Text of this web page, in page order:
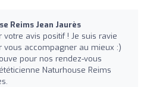
Reims Jean Jaurès
votre avis positif ! Je suis ravie
vous accompagner au mieux :)
pour nos rendez-vous
Naturhouse Reims